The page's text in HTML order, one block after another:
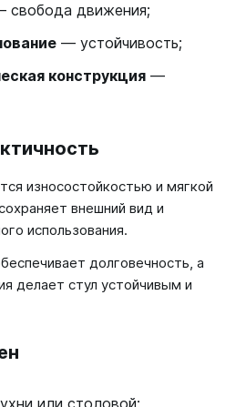
свобода движения;
— устойчивость;
конструкция —
износостойкостью и мягкой
внешний вид и
использования.
долговечность, а
делает стул устойчивым и
или столовой;